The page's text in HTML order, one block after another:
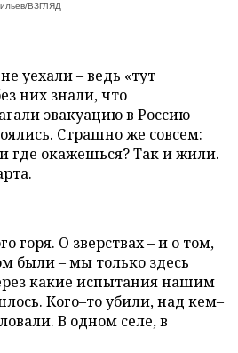
ВЗГЛЯД
уехали – ведь «тут
них знали, что
эвакуацию в Россию
Страшно же совсем:
где окажешься? Так и жили.
горя. О зверствах – и о том,
были – мы только здесь
какие испытания нашим
Кого–то убили, над кем–
В одном селе, в